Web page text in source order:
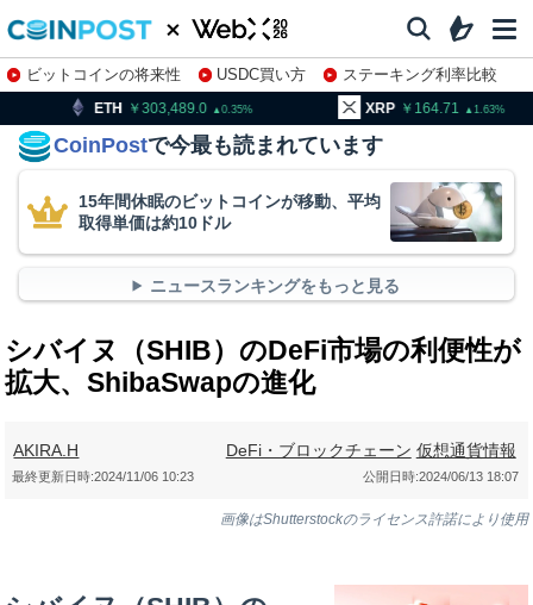
ビットコインの将来性 USDC買い方
ステーキング利率比較
株特集・関連銘柄
303,489.0 0.35 XRP 1.63 BNB
CoinPostで今最も読まれています
15年間休眠のビットコインが移動、平均
取得単価は約10ドル
ニュースランキングをもっと見る
シバイヌ（SHIB）のDeFi市場の利便性が
拡大、ShibaSwapの進化
AKIRA.H DeFi・ブロックチェーン 仮想通貨情報
公開日時:2024/06/13 18:07
最終更新日時:2024/11/06 10:23
画像はShutterstockのライセンス許諾により使用